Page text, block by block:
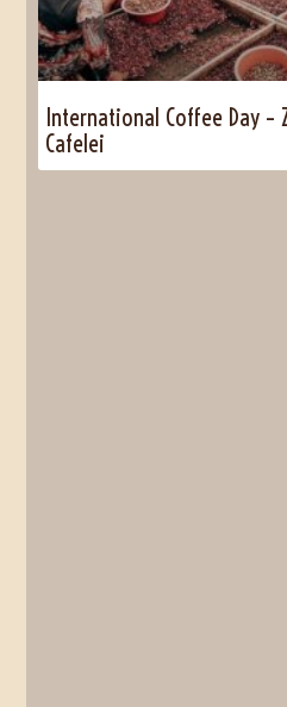
International Coffee Day –
Cafelei